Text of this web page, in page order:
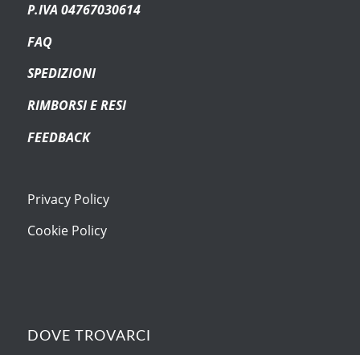
P.IVA 04767030614
FAQ
SPEDIZIONI
RIMBORSI E RESI
FEEDBACK
Privacy Policy
Cookie Policy
DOVE TROVARCI